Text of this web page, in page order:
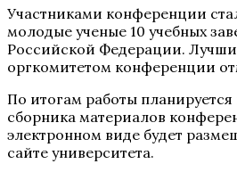
Участниками конференции
молодые ученые 10 учебных
Российской Федерации.
оргкомитетом конференции
По итогам работы
сборника материалов
электронном виде будет
сайте университета.